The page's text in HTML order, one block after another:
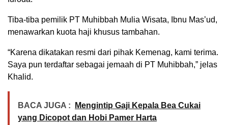
Tiba-tiba pemilik PT Muhibbah Mulia Wisata, Ibnu Mas’ud,
menawarkan kuota haji khusus tambahan.
“Karena dikatakan resmi dari pihak Kemenag, kami terima.
Saya pun terdaftar sebagai jemaah di PT Muhibbah,” jelas
Khalid.
BACA JUGA :
Mengintip Gaji Kepala Bea Cukai
yang Dicopot dan Hobi Pamer Harta